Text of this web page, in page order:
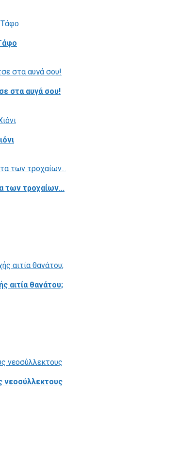
στα αυγά σου!
των τροχαίων...
αιτία θανάτου;
νεοσύλλεκτους